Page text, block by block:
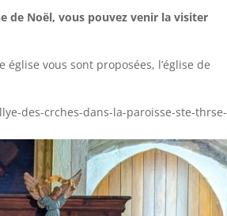
de Noël, vous pouvez venir la visiter
vous sont proposées, l’église de
des-crches-dans-la-paroisse-ste-thrse-